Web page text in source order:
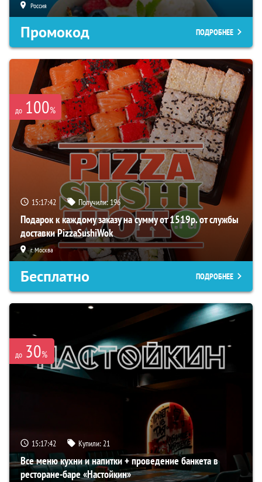
Россия
Промокод ПОДРОБНЕЕ
до 100%
15:17:41 Получили:196
Подарок к каждому заказу на сумму от 1519р. от службы
доставки PizzaSushiWok
г. Москва
Бесплатно ПОДРОБНЕЕ
до 30%
15:17:41 Купили:21
Все меню кухни и напитки + проведение банкета в
ресторане-баре «Настойкин»